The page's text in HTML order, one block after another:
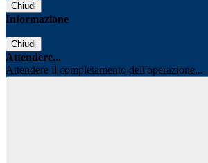
Chiudi
Informazione
Chiudi
Attendere...
Attendere il completamento dell'operazione...